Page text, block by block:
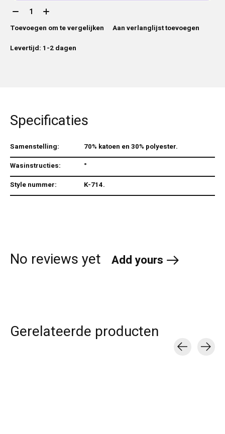
Aantal:
Toevoegen om te vergelijken
Aan verlanglijst toevoegen
Levertijd: 1-2 dagen
Specificaties
Samenstelling:
70% katoen en 30% polyester.
Wasinstructies:
°
Style nummer:
K-714.
No reviews yet Add yours
Gerelateerde producten